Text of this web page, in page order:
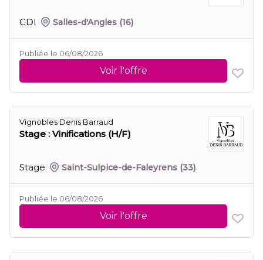
CDI Salles-d'Angles (16)
Publiée le 06/08/2026
Voir l'offre
Vignobles Denis Barraud
Stage : Vinifications (H/F)
Stage Saint-Sulpice-de-Faleyrens (33)
Publiée le 06/08/2026
Voir l'offre